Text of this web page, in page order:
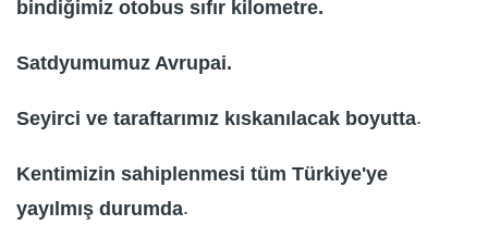
bindiğimiz otobus sıfır kilometre.
Satdyumumuz Avrupai.
Seyirci ve taraftarımız kıskanı lacak boyutta.
Kentimizin sahiplenmesi tüm Türkiye'ye
yayılmış durumda.